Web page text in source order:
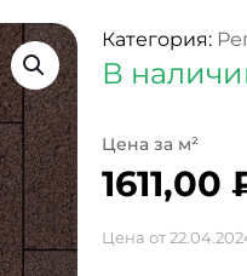
Категория:
В
1611,00
Цена от